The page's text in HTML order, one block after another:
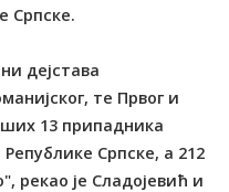
Српске.
дејстава
те Првог и
13 припадника
Српске, а 212
рекао је Сладојевић и